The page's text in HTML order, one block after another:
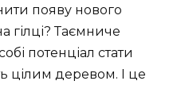
появу нового
гілці? Таємниче
потенціал стати
цілим деревом. І це